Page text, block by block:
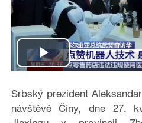
P
l
a
Srbský prezident
návštěvě Číny, dne 27.